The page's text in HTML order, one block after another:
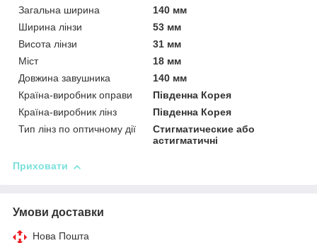
Загальна ширина
140 мм
Ширина лінзи
53 мм
Висота лінзи
31 мм
Міст
18 мм
Довжина завушника
140 мм
Країна-виробник оправи
Південна Корея
Країна-виробник лінз
Південна Корея
Тип лінз по оптичному дії
Стигматические або
астигматичні
Приховати
Умови доставки
Нова Пошта